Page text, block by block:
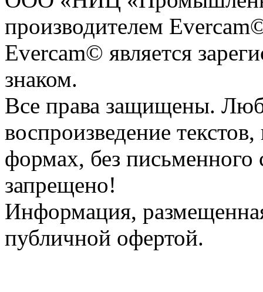
производителем
Evercam© является
знаком.
Все права защищены.
воспроизведение
формах, без письменного
запрещено!
Информация,
публичной офертой.